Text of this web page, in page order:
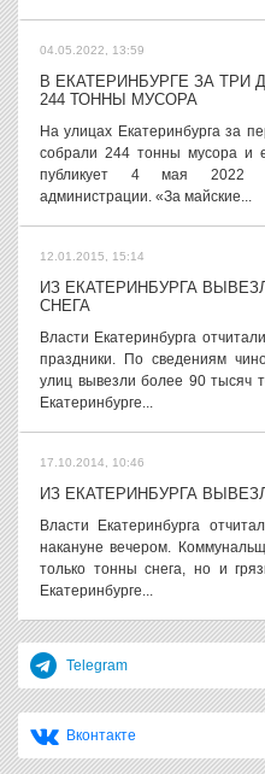
04.05.2022, 13:59
В ЕКАТЕРИНБУРГЕ ЗА ТРИ
244 ТОННЫ МУСОРА
На улицах Екатеринбурга за
собрали 244 тонны мусора и
публикует 4 мая 2022
администрации. «За майские...
12.01.2015, 15:14
ИЗ ЕКАТЕРИНБУРГА
СНЕГА
Власти Екатеринбурга
праздники. По сведениям
улиц вывезли более 90 тысяч
Екатеринбурге...
17.10.2014, 10:46
ИЗ ЕКАТЕРИНБУРГА
Власти Екатеринбурга
накануне вечером.
только тонны снега, но и
Екатеринбурге...
Telegram
Вконтакте